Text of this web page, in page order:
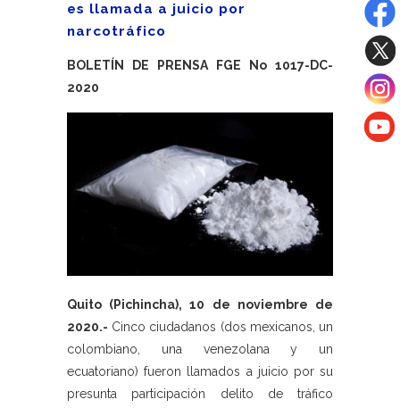
es llamada a juicio por
narcotráfico
BOLETÍN DE PRENSA FGE No 1017-DC-
2020
Quito (Pichincha), 10 de noviembre de
2020.- Cinco ciudadanos (dos mexicanos, un
colombiano, una venezolana y un
ecuatoriano) fueron llamados a juicio por su
presunta participación delito de tráfico